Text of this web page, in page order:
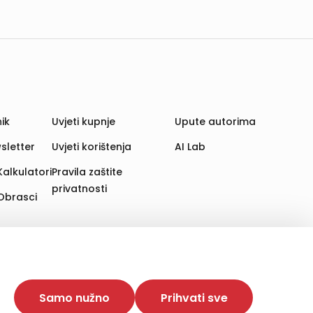
Time poboljšavamo korisničko iskustvo,
web stranica i uređaja u tu svrhu. Naši partneri
Opcija „Prihvati sve“ omogućuje postavljanje i
Samo nužno Prihvati sve
Uvjeti kupnje
Uvjeti korištenja
Pravila zaštite
privatnosti
Upute autorima
AI Lab